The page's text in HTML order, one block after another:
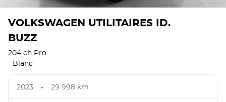
VOLKSWAGEN UTILITAIRES ID.
BUZZ
204 ch Pro
- Blanc
2023 29 998 km